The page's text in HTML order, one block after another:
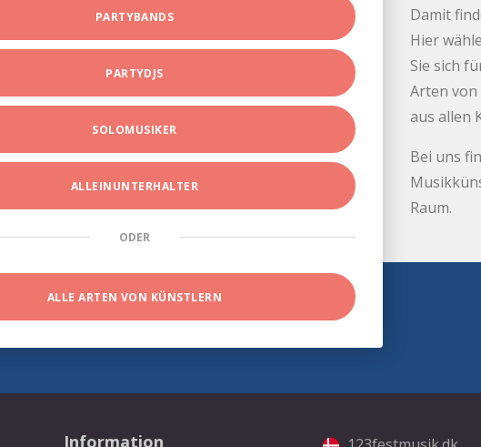
PARTYBANDS
PARTYDJS
SOLOMUSIKER
ALLEINUNTERHALTER
ODER
ALLE ARTEN VON KÜNSTLERN
Damit
Hier
Sie sich
Arten von
aus allen
Bei uns
Raum.
Information